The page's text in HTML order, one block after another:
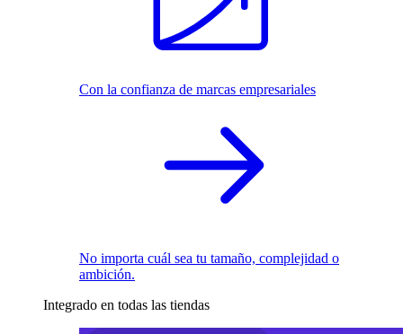
Con la confianza de marcas empresariales
No importa cuál sea tu tamaño, complejidad o
ambición.
Integrado en todas las tiendas